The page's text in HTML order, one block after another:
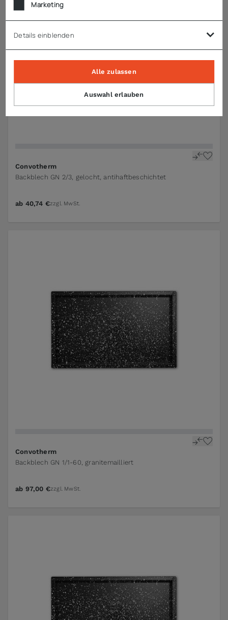
Convotherm
Backblech GN 2/3, gelocht, antihaftbeschichtet
ab 40,74 €zzgl. MwSt.
Convotherm
Backblech GN 1/1-60, granitemailliert
ab 97,00 €zzgl. MwSt.
Marketing
Details einblenden
Auswahl erlauben
Alle zulassen